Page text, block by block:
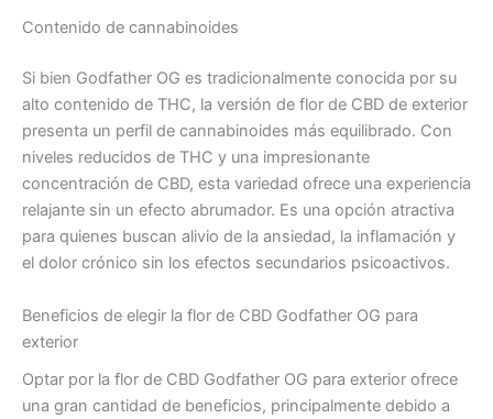
Contenido de cannabinoides
Si bien Godfather OG es tradicionalmente conocida por su
alto contenido de THC, la versión de flor de CBD de exterior
presenta un perfil de cannabinoides más equilibrado. Con
niveles reducidos de THC y una impresionante
concentración de CBD, esta variedad ofrece una experiencia
relajante sin un efecto abrumador. Es una opción atractiva
para quienes buscan alivio de la ansiedad, la inflamación y
el dolor crónico sin los efectos secundarios psicoactivos.
Beneficios de elegir la flor de CBD Godfather OG para
exterior
Optar por la flor de CBD Godfather OG para exterior ofrece
una gran cantidad de beneficios, principalmente debido a